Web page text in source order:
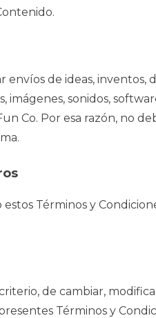
de ideas, inventos,
imágenes, sonidos,
Co. Por esa razón, no
Términos y
de cambiar,
Términos y